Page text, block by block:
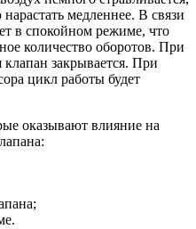
медленнее. В связи
в спокойном режиме, что
количество оборотов. При
клапан закрывается. При
цикл работы будет
оказывают влияние на